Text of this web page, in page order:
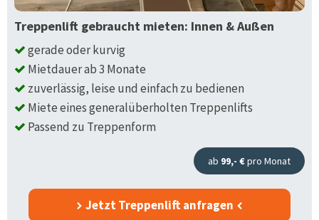
Treppenlift gebraucht mieten: Innen & Außen
gerade oder kurvig
Mietdauer ab 3 Monate
zuverlässig, leise und einfach zu bedienen
Miete eines generalüberholten Treppenlifts
Passend zu Treppenform
ab 99,- €pro Monat
Jetzt Treppenlift anfragen